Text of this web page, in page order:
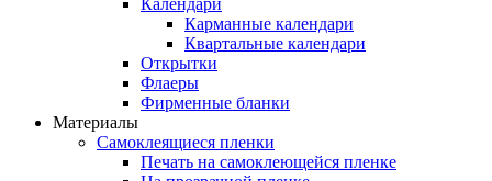
Календари
Карманные календари
Квартальные календари
Открытки
Флаеры
Фирменные бланки
Материалы
Самоклеящиеся пленки
Печать на самоклеющейся пленке